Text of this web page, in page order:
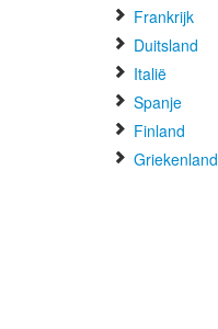
Frankrijk
Duitsland
Italië
Spanje
Finland
Griekenland